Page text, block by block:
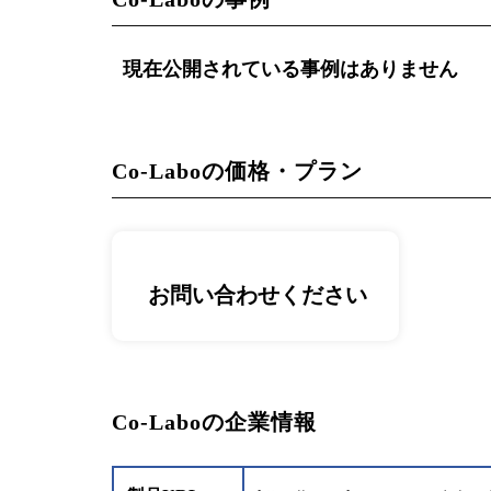
現在公開されている事例はありません
Co-Laboの価格・プラン
お問い合わせください
Co-Laboの企業情報